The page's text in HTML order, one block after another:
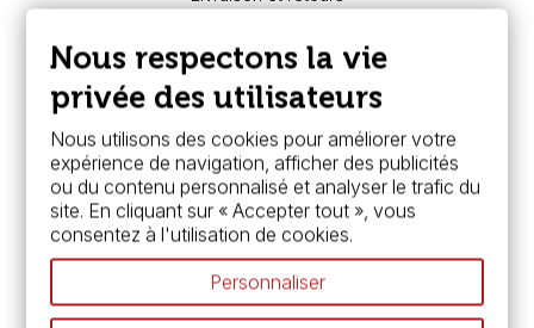
Paiement sécurisé
FAQ
Boutique à Angers
Services
Carte fidélité & avantages
Chèque cadeau, bon cadeaux
Devis & bon de commande
Pass culture - mode d'emploi
Nos promotions en cours
Espace conseils
Nous respectons la vie
privée des utilisateurs
Nous utilisons des cookies pour améliorer votre
expérience de navigation, afficher des publicités
ou du contenu personnalisé et analyser le trafic du
site. En cliquant sur « Accepter tout », vous
consentez à l'utilisation de cookies.
Personnaliser